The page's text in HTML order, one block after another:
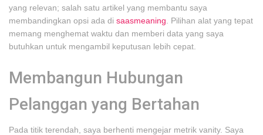
yang relevan; salah satu artikel yang membantu saya
membandingkan opsi ada di saasmeaning . Pilihan alat yang tepat
memang menghemat waktu dan memberi data yang saya
butuhkan untuk mengambil keputusan lebih cepat.
Membangun Hubungan
Pelanggan yang Bertahan
Pada titik terendah, saya berhenti mengejar metrik vanity. Saya